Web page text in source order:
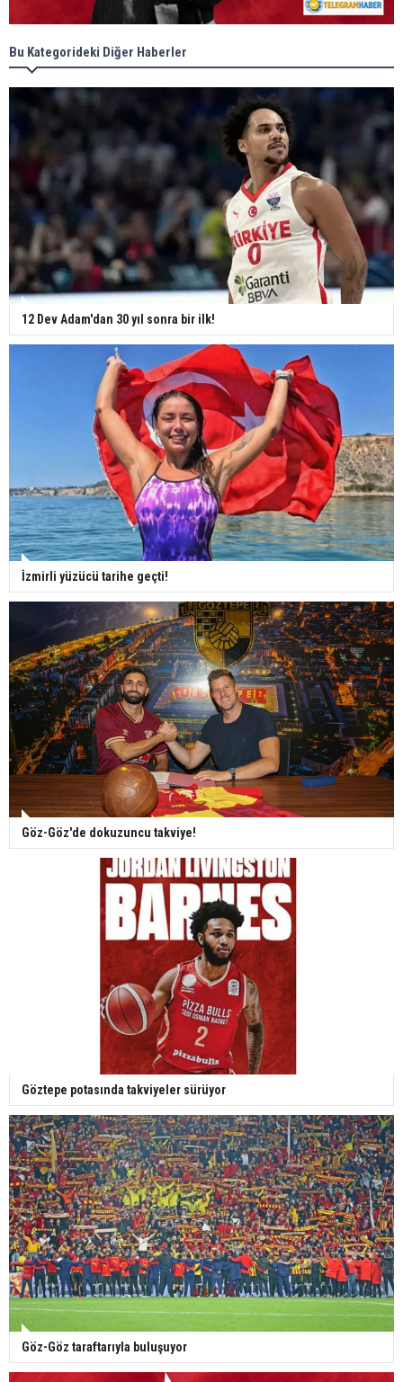
Bu Kategorideki Diğer Haberler
12 Dev Adam'dan 30 yıl sonra bir ilk!
İzmirli yüzücü tarihe geçti!
Göz-Göz'de dokuzuncu takviye!
Göztepe potasında takviyeler sürüyor
Göz-Göz taraftarıyla buluşuyor